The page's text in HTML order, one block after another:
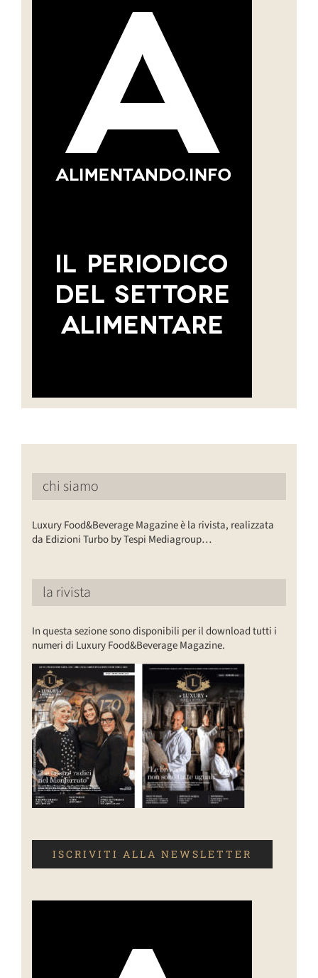
chi siamo
Luxury Food&Beverage Magazine è la rivista, realizzata
da Edizioni Turbo by Tespi Mediagroup…
la rivista
In questa sezione sono disponibili per il download tutti i
numeri di Luxury Food&Beverage Magazine.
ISCRIVITI ALLA NEWSLETTER